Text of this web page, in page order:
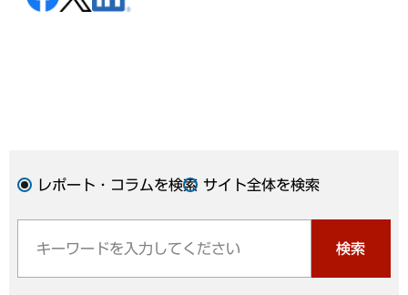
レポート・コラムを検索 サイト全体を検索
検索